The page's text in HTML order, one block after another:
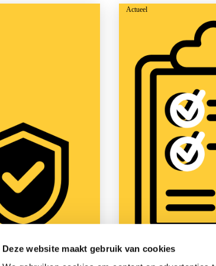
Deze website maakt gebruik van cookies
Actueel
14 januari 2025